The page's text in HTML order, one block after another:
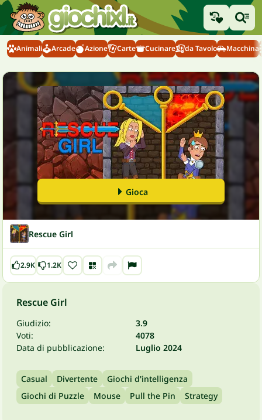
Animali Arcade Azione Carte Cucinare da Tavolo Macchina
Gioca
Rescue Girl
2.9K 1.2K
Rescue Girl
Giudizio:
3.9
Voti:
4078
Data di pubblicazione:
Luglio 2024
Casual Divertente
Giochi d'intelligenza
Giochi di Puzzle
Mouse Pull the Pin Strategy